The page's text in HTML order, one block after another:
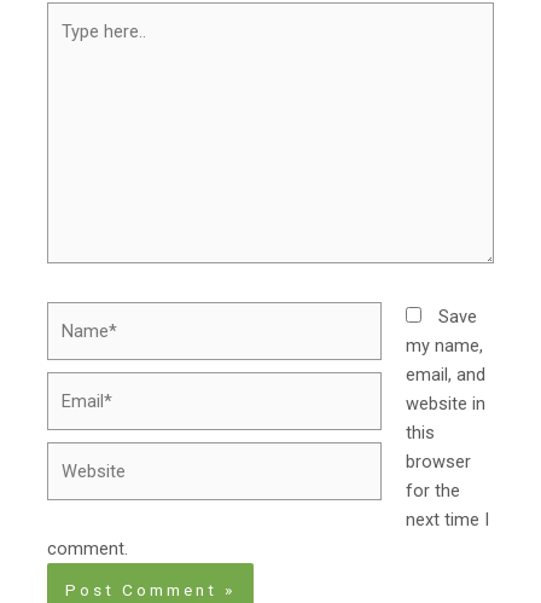
here..
Save
my name,
email, and
website in
this
browser
for the
next time I
comment.